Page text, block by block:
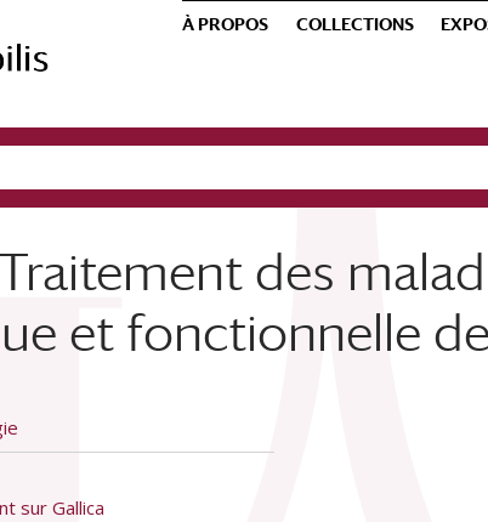
À PROPOS COLLECTIONS
des
et fonctionnelle
sur Gallica